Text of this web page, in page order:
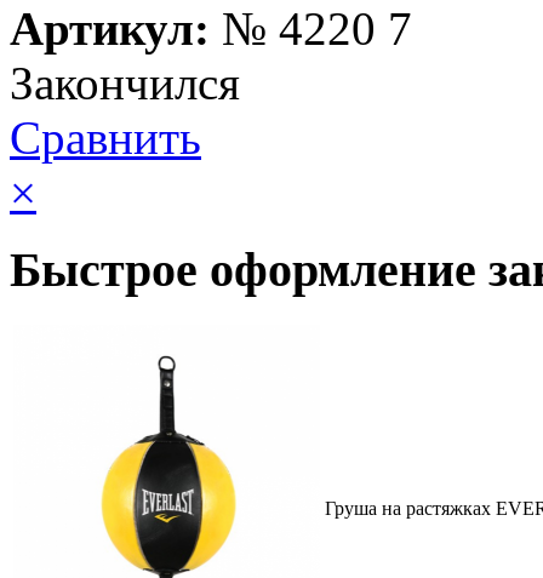
Артикул: № 4220 7
Закончился
Сравнить
×
Быстрое оформление
Груша на растяжках